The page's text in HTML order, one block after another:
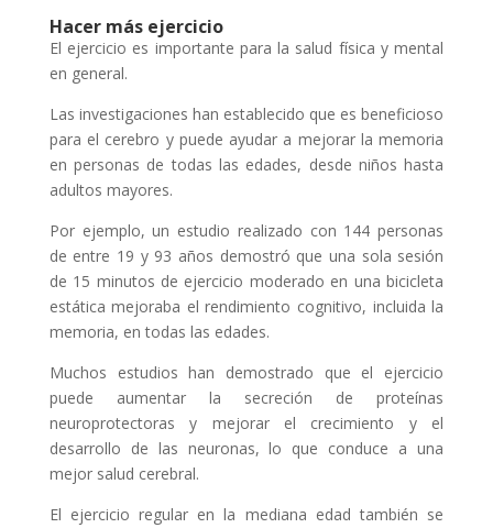
Hacer más ejercicio
El ejercicio es importante para la salud física y mental
en general.
Las investigaciones han establecido que es beneficioso
para el cerebro y puede ayudar a mejorar la memoria
en personas de todas las edades, desde niños hasta
adultos mayores.
Por ejemplo, un estudio realizado con 144 personas
de entre 19 y 93 años demostró que una sola sesión
de 15 minutos de ejercicio moderado en una bicicleta
estática mejoraba el rendimiento cognitivo, incluida la
memoria, en todas las edades.
Muchos estudios han demostrado que el ejercicio
puede aumentar la secreción de proteínas
neuroprotectoras y mejorar el crecimiento y el
desarrollo de las neuronas, lo que conduce a una
mejor salud cerebral.
El ejercicio regular en la mediana edad también se